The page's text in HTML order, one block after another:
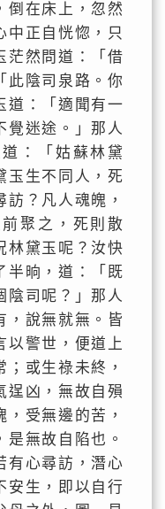
倒在床上，忽然
中正自恍惚，只
茫然問道：「借
此陰司泉路。你
道：「適聞有一
覺迷途。」那人
：「姑蘇林黛
玉生不同人，死
？凡人魂魄，
聚之，死則散
林黛玉呢？汝快
半晌，道：「既
陰司呢？」那人
，說無就無。皆
以警世，便道上
或生祿未終，
逞凶，無故自殞
受無邊的苦，
無故自陷也。
有心尋訪，潛心
安生，即以自行